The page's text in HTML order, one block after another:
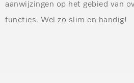
aanwijzingen op het gebied van
functies. Wel zo slim en handig!